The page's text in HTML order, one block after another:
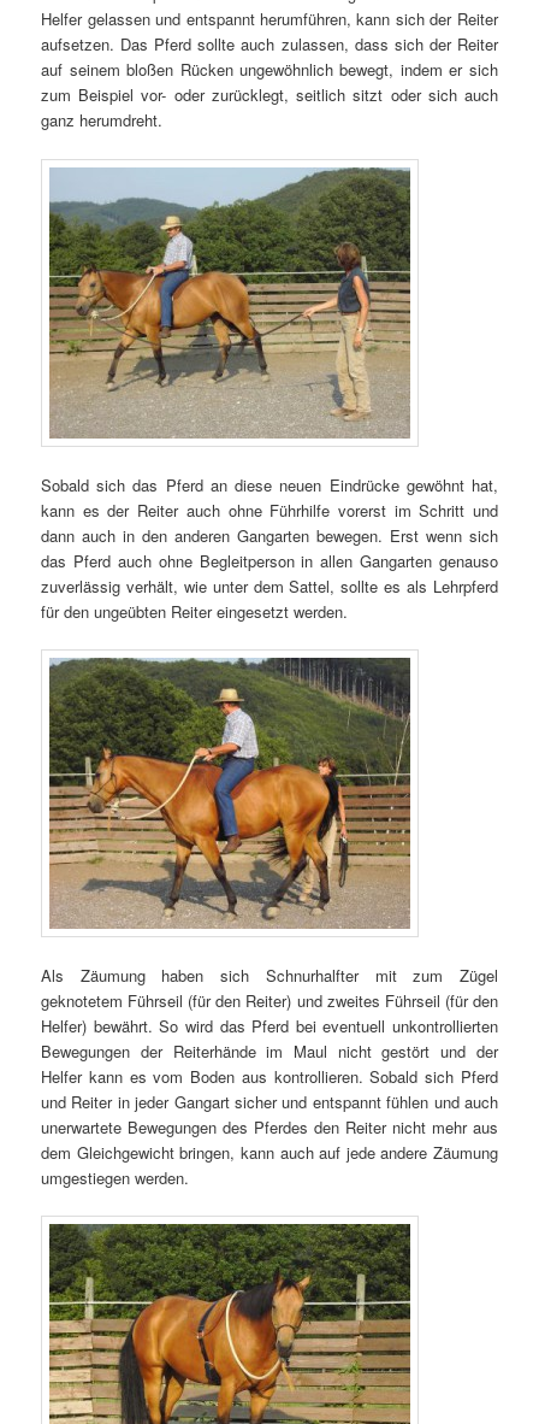
Helfer gelassen und entspannt herumführen, kann sich der Reiter
aufsetzen. Das Pferd sollte auch zulassen, dass sich der Reiter
auf seinem bloßen Rücken ungewöhnlich bewegt, indem er sich
zum Beispiel vor- oder zurücklegt, seitlich sitzt oder sich auch
ganz herumdreht.
Sobald sich das Pferd an diese neuen Eindrücke gewöhnt hat,
kann es der Reiter auch ohne Führhilfe vorerst im Schritt und
dann auch in den anderen Gangarten bewegen. Erst wenn sich
das Pferd auch ohne Begleitperson in allen Gangarten genauso
zuverlässig verhält, wie unter dem Sattel, sollte es als Lehrpferd
für den ungeübten Reiter eingesetzt werden.
Als Zäumung haben sich Schnurhalfter mit zum Zügel
geknotetem Führseil (für den Reiter) und zweites Führseil (für den
Helfer) bewährt. So wird das Pferd bei eventuell unkontrollierten
Bewegungen der Reiterhände im Maul nicht gestört und der
Helfer kann es vom Boden aus kontrollieren. Sobald sich Pferd
und Reiter in jeder Gangart sicher und entspannt fühlen und auch
unerwartete Bewegungen des Pferdes den Reiter nicht mehr aus
dem Gleichgewicht bringen, kann auch auf jede andere Zäumung
umgestiegen werden.